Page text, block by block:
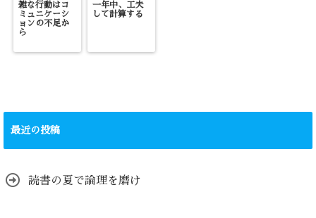
雑な行動はコ
ミュニケーシ
ョンの不足か
ら
一年中、工夫
して計算する
最近の投稿
読書の夏で論理を磨け